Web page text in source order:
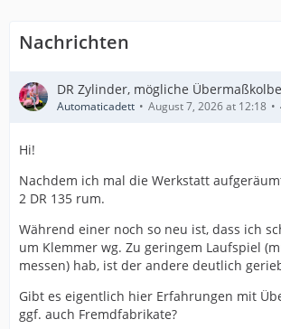
Nachrichten
DR Zylinder, mögliche
Automaticadett August 7, 2026 at 12:18
Hi!
Nachdem ich mal die Werkstatt
2 DR 135 rum.
Während einer noch so neu ist, dass ich
um Klemmer wg. Zu geringem Laufspiel
messen) hab, ist der andere deutlich
Gibt es eigentlich hier Erfahrungen mit
ggf. auch Fremdfabrikate?